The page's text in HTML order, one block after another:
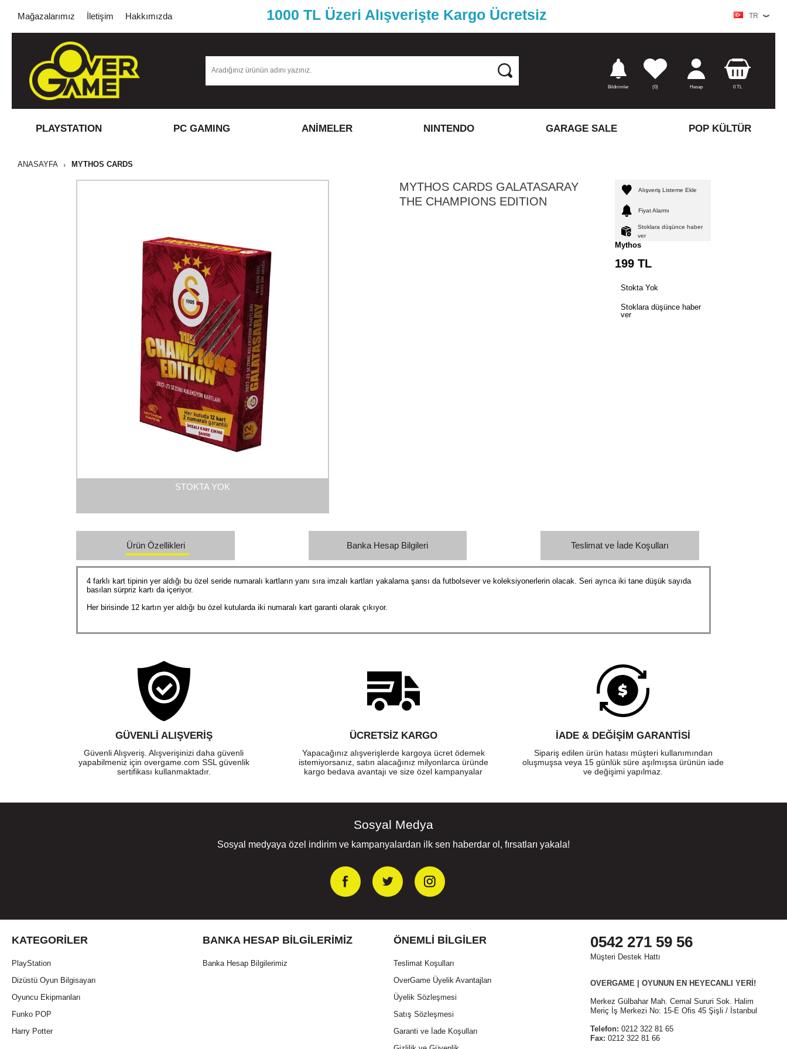
Mağazalarımız İletişim Hakkımızda 1000 TL Üzeri Alışverişte Kargo Ücretsiz TR
Bildirimler (0) Hesap 0TL
PLAYSTATION PC GAMING ANİMELER NINTENDO GARAGE SALE POP KÜLTÜR
ANASAYFA MYTHOS CARDS
STOKTA YOK
MYTHOS CARDS GALATASARAY
THE CHAMPIONS EDITION
Alışveriş Listeme Ekle
Fiyat Alarmı
Stoklara düşünce haber
ver
Mythos
199TL
Stokta Yok
Stoklara düşünce haber
ver
Ürün Özellikleri Banka Hesap Bilgileri Teslimat ve İade Koşulları
4 farklı kart tipinin yer aldığı bu özel seride numaralı kartların yanı sıra imzalı kartları yakalama şansı da futbolsever ve koleksiyonerlerin olacak. Seri ayrıca iki tane düşük sayıda
basılan sürpriz kartı da içeriyor.
Her birisinde 12 kartın yer aldığı bu özel kutularda iki numaralı kart garanti olarak çıkıyor.
GÜVENLI ALIŞVERIŞ
Güvenli Alışveriş. Alışverişinizi daha güvenli
yapabilmeniz için overgame.com SSL güvenlik
sertifikası kullanmaktadır.
ÜCRETSIZ KARGO
Yapacağınız alışverişlerde kargoya ücret ödemek
istemiyorsanız, satın alacağınız milyonlarca üründe
kargo bedava avantajı ve size özel kampanyalar
İADE & DEĞİŞİM GARANTİSİ
Sipariş edilen ürün hatası müşteri kullanımından
oluşmuşsa veya 15 günlük süre aşılmışsa ürünün iade
ve değişimi yapılmaz.
Sosyal Medya
Sosyal medyaya özel indirim ve kampanyalardan ilk sen haberdar ol, fırsatları yakala!
KATEGORILER
PlayStation
Dizüstü Oyun Bilgisayarı
Oyuncu Ekipmanları
Funko POP
Harry Potter
BANKA HESAP BILGILERIMIZ
Banka Hesap Bilgilerimiz
ÖNEMLI BILGILER
Teslimat Koşulları
OverGame Üyelik Avantajları
Üyelik Sözleşmesi
Satış Sözleşmesi
Garanti ve İade Koşulları
0542 271 59 56
Müşteri Destek Hattı
OVERGAME | OYUNUN EN HEYECANLI YERİ!
Merkez Gülbahar Mah. Cemal Sururi Sok. Halim
Meriç İş Merkezi No: 15-E Ofis 45 Şişli / İstanbul
Telefon: 0212 322 81 65
Fax: 0212 322 81 66